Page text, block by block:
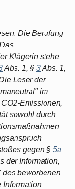
Die Berufung
Klägerin stehe
Abs. 1, § 3Abs. 1,
Leser der
im
Emissionen,
sowohl durch
gegen § 5a
der Information,
des beworbenen
Information